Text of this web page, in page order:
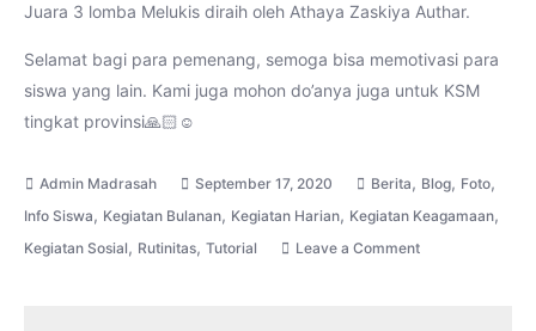
Juara 3 lomba Melukis diraih oleh Athaya Zaskiya Authar.
Selamat bagi para pemenang, semoga bisa memotivasi para
siswa yang lain. Kami juga mohon do’anya juga untuk KSM
tingkat provinsi🙏🏻☺
September 17, 2020 Berita, Blog, Foto,
Info Siswa, Kegiatan Bulanan, Kegiatan Harian, Kegiatan Keagamaan,
Kegiatan Sosial, Rutinitas, Tutorial Leave a Commenton